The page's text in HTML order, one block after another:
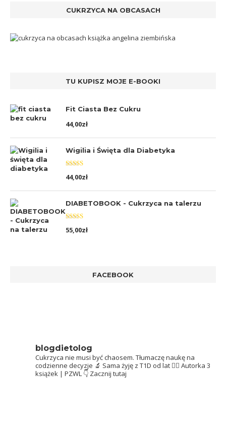
CUKRZYCA NA OBCASACH
TU KUPISZ MOJE E-BOOKI
Fit Ciasta Bez Cukru
44,00zł
Wigilia i Święta dla Diabetyka
Oceniono
5.00na 5
44,00zł
DIABETOBOOK - Cukrzyca na talerzu
Oceniono
5.00na 5
55,00zł
FACEBOOK
blogdietolog
Cukrzyca nie musi być chaosem. Tłumaczę naukę na
codzienne decyzje 🔬 Sama żyję z T1D od lat 👩‍⚕️ Autorka 3
książek | PZWL 👇 Zacznij tutaj